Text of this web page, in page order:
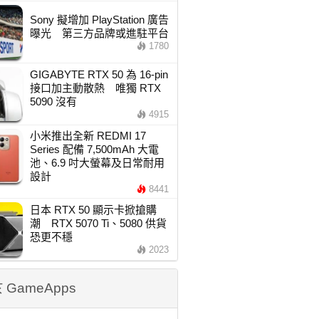
Sony 擬增加 PlayStation 廣告
曝光 第三方品牌或進駐平台
1780
GIGABYTE RTX 50 為 16-pin
接口加主動散熱 唯獨 RTX
5090 沒有
4915
小米推出全新 REDMI 17
Series 配備 7,500mAh 大電
池、6.9 吋大螢幕及日常耐用
設計
8441
日本 RTX 50 顯示卡掀搶購
潮 RTX 5070 Ti、5080 供貨
恐更不穩
2023
GameApps